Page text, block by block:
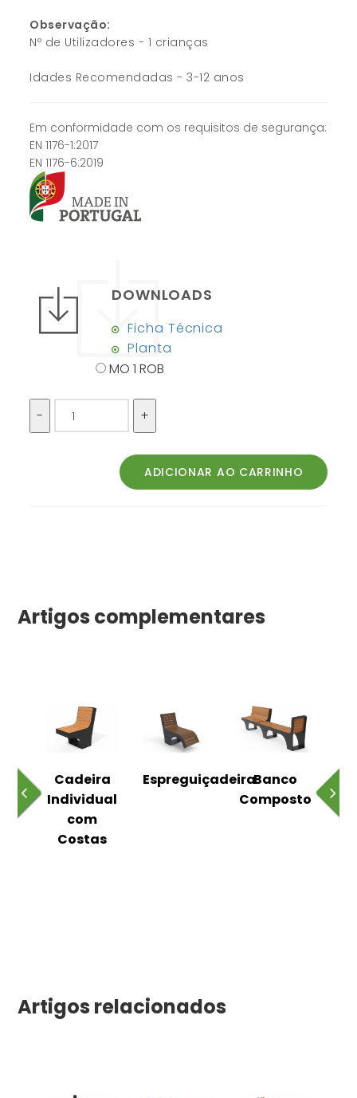
Observação:
Nº de Utilizadores - 1 crianças
Idades Recomendadas - 3-12 anos
Em conformidade com os requisitos de segurança:
EN 1176-1:2017
EN 1176-6:2019
DOWNLOADS
Ficha Técnica
Planta
MO 1 ROB
Artigos complementares
Cadeira
Individual
com
Costas
EspreguiçadeiraBanco
Composto
Artigos relacionados